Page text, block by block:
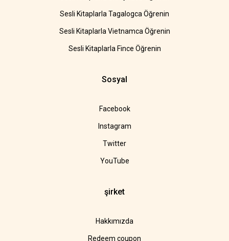
Sesli Kitaplarla Tagalogca Öğrenin
Sesli Kitaplarla Vietnamca Öğrenin
Sesli Kitaplarla Fince Öğrenin
Sosyal
Facebook
Instagram
Twitter
YouTube
şirket
Hakkımızda
Redeem coupon